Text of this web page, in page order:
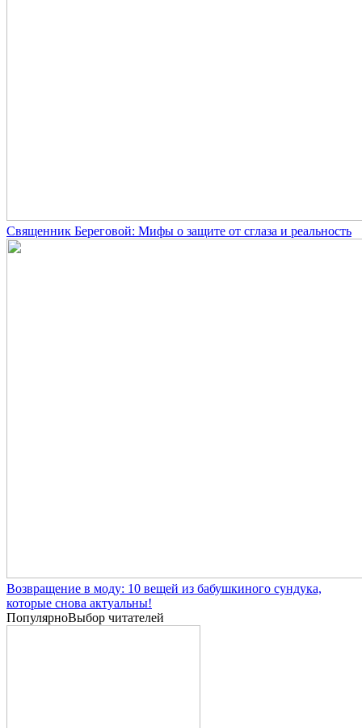
Священник Береговой: Мифы о защите от сглаза и реальность
Возвращение в моду: 10 вещей из бабушкиного сундука,
которые снова актуальны!
ПопулярноВыбор читателей